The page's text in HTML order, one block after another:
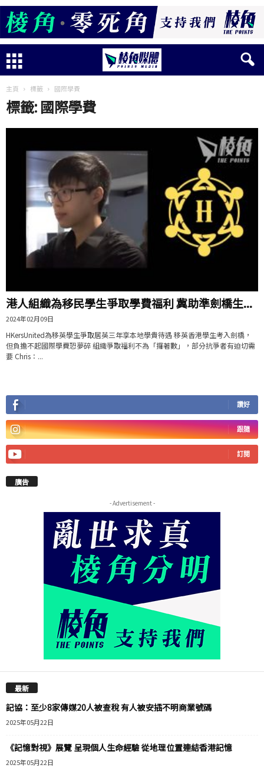
主頁 標籤 國際學費
標籤: 國際學費
港人組織為移民學生爭取學費福利 冀助準劍橋生...
2024年02月09日
HKersUnited為移英學生爭取居英三年享本地學貴待遇 移英香港學生考入劍橋，
但負擔不起國際學費恐夢碎 組織爭取福利不為「攞著數」，部分抗爭者有迫切需
要 Chris：...
讚好
跟隨
訂閱
廣告
- Advertisement -
最新
記協：至少8家傳媒20人被查稅 有人被安插不明商業號碼
2025年05月22日
《記憶對視》展覽 呈現個人生命經驗 從地理位置連結香港記憶
2025年05月22日